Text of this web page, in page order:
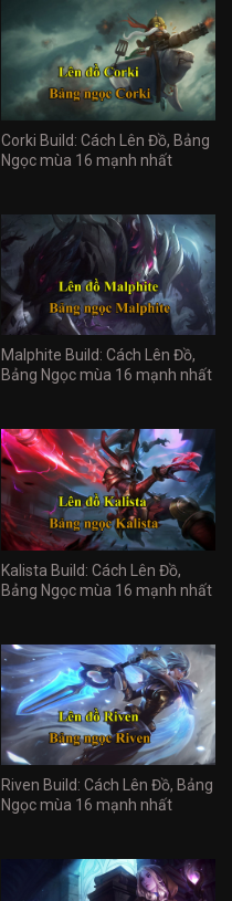
Corki Build: Cách Lên Đồ, Bảng
Ngọc mùa 16 mạnh nhất
Malphite Build: Cách Lên Đồ,
Bảng Ngọc mùa 16 mạnh nhất
Kalista Build: Cách Lên Đồ,
Bảng Ngọc mùa 16 mạnh nhất
Riven Build: Cách Lên Đồ, Bảng
Ngọc mùa 16 mạnh nhất